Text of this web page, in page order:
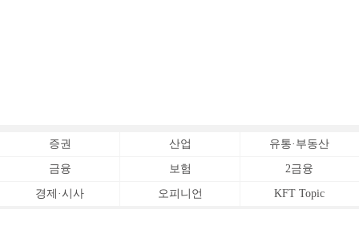
증권 산업 유통·부동산
금융 보험 2금융
경제·시사 오피니언 KFT Topic